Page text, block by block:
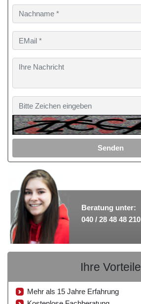
Senden
Beratung unter:
040 / 28 48 48 210
Ihre Vorteile
Mehr als 15 Jahre Erfahrung